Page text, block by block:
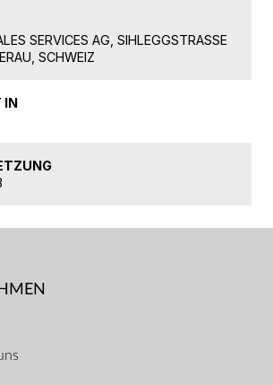
SERVICES AG, SIHLEGGSTRASSE
SCHWEIZ
IN